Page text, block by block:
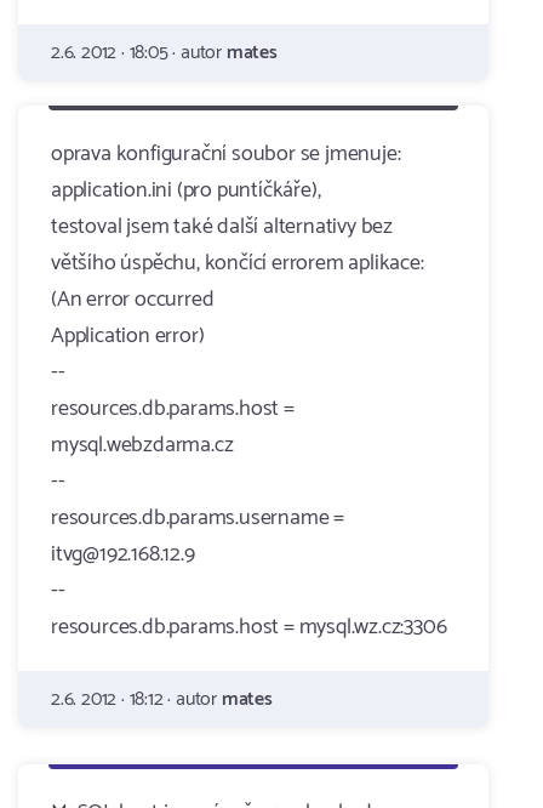
2.6. 2012 · 18:05 · autormates
oprava konfigurační soubor se jmenuje:
application.ini (pro puntíčkáře),
testoval jsem také další alternativy bez
většího úspěchu, končící errorem aplikace:
(An error occurred
Application error)
--
resources.db.params.host =
mysql.webzdarma.cz
--
resources.db.params.username =
itvg@192.168.12.9
--
resources.db.params.host = mysql.wz.cz:3306
2.6. 2012 · 18:12 · autormates